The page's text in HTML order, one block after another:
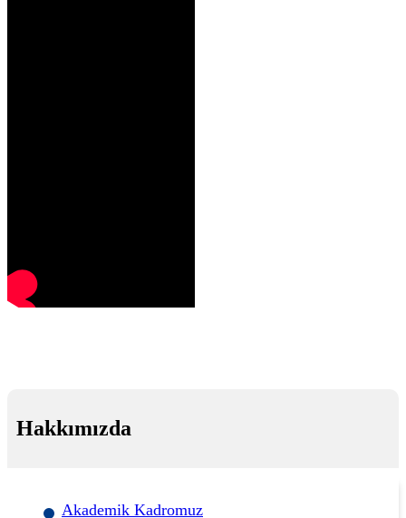
Hakkımızda
Akademik Kadromuz